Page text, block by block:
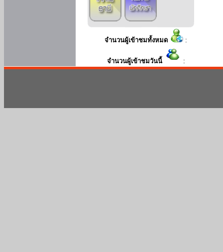
จำนวนผู้เข้าชมทั้งหมด :
จำนวนผู้เข้าชมวันนี้ :